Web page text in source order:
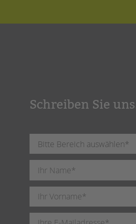
Schreiben Sie